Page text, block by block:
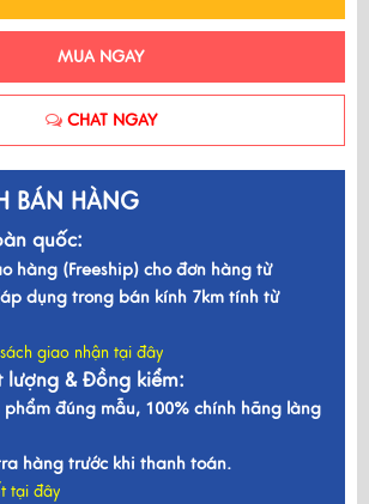
MUA NGAY
CHAT NGAY
BÁN HÀNG
quốc:
hàng (Freeship) cho đơn hàng từ
dụng trong bán kính 7km tính từ
giao nhận tại đây
lượng & Đồng kiểm:
phẩm đúng mẫu, 100% chính hãng làng
hàng trước khi thanh toán.
tại đây